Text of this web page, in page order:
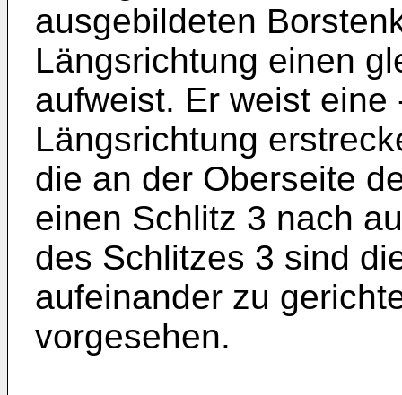
ausgebil­deten
Längsrichtung einen
aufweist. Er weist
Längsrichtung
die an der Oberseite
einen Schlitz 3 nach
des Schlitzes 3 sind
aufeinander zu
vorgesehen.